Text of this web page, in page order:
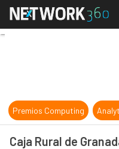
Premios Computing
Caja Rural de